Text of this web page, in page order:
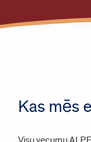
Kas mēs